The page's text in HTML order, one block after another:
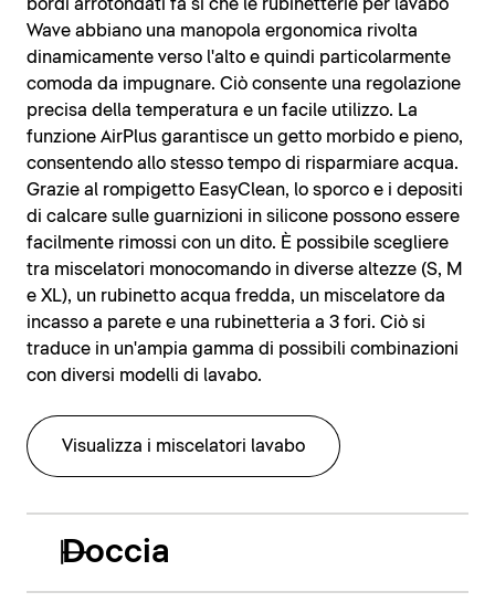
bordi arrotondati fa sì che le rubinetterie per lavabo
Wave abbiano una manopola ergonomica rivolta
dinamicamente verso l'alto e quindi particolarmente
comoda da impugnare. Ciò consente una regolazione
precisa della temperatura e un facile utilizzo. La
funzione AirPlus garantisce un getto morbido e pieno,
consentendo allo stesso tempo di risparmiare acqua.
Grazie al rompigetto EasyClean, lo sporco e i depositi
di calcare sulle guarnizioni in silicone possono essere
facilmente rimossi con un dito. È possibile scegliere
tra miscelatori monocomando in diverse altezze (S, M
e XL), un rubinetto acqua fredda, un miscelatore da
incasso a parete e una rubinetteria a 3 fori. Ciò si
traduce in un'ampia gamma di possibili combinazioni
con diversi modelli di lavabo.
Visualizza i miscelatori lavabo
Doccia